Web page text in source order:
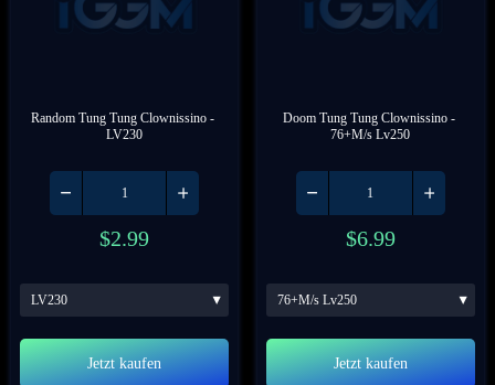
Random Tung Tung Clownissino -
LV230
$2.99
LV230
Jetzt kaufen
Doom Tung Tung Clownissino -
76+M/s Lv250
$6.99
76+M/s Lv250
Jetzt kaufen